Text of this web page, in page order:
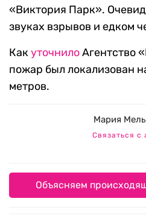
«Виктория Парк».
звуках взрывов и едком
КакуточнилоАгентство
пожар был локализован
метров.
Мария
Связаться с
Объясняем